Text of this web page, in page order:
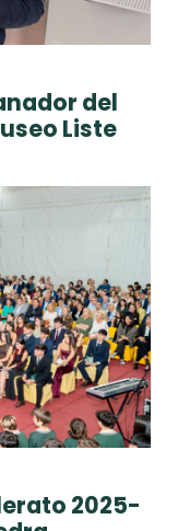
del
Liste
2025-